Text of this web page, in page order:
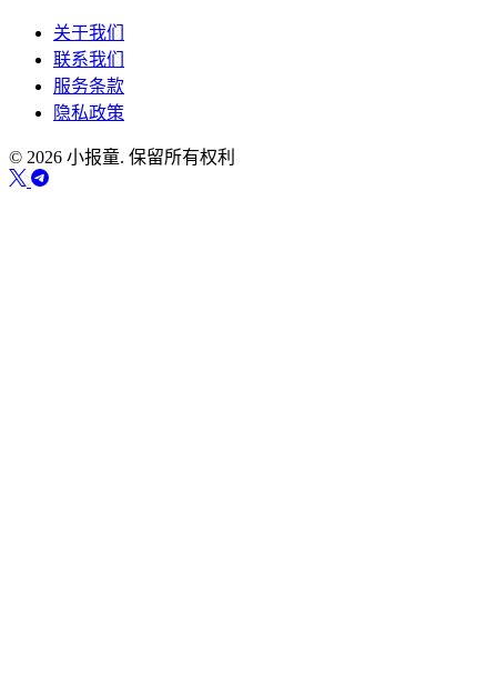
关于我们
联系我们
服务条款
隐私政策
© 2026 小报童. 保留所有权利